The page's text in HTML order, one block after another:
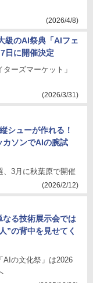
(2026/4/8)
級のAI祭典「AIフェ
日に開催決定
ーズマーケット」
(2026/3/31)
シューが作れる！
カソンでAIの腕試
、3月に秋葉原で開催
(2026/2/12)
なる技術展示会では
”の背中を見せてく
AIの文化祭」は2026